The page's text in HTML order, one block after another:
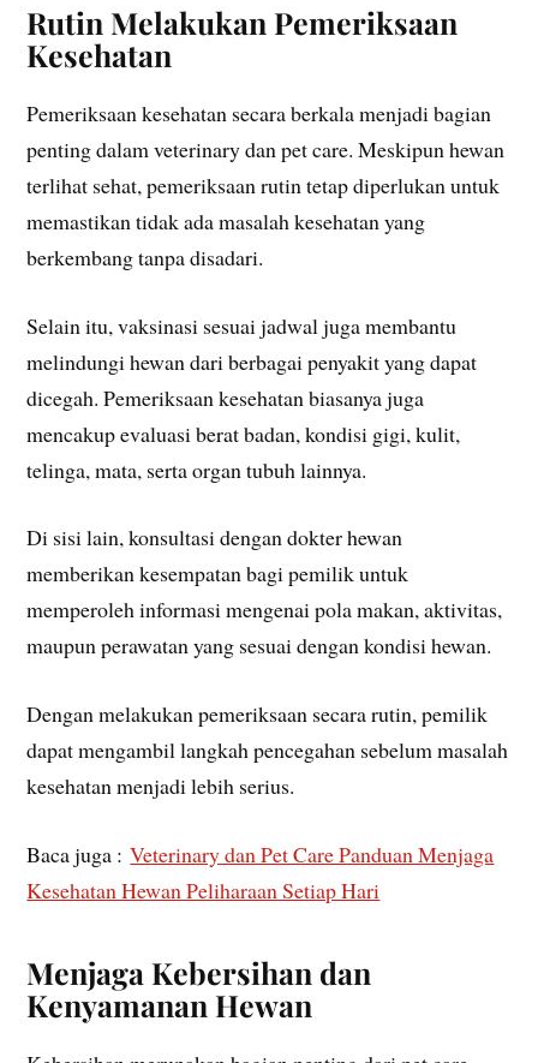
Rutin Melakukan Pemeriksaan
Kesehatan
Pemeriksaan kesehatan secara berkala menjadi bagian
penting dalam veterinary dan pet care. Meskipun hewan
terlihat sehat, pemeriksaan rutin tetap diperlukan untuk
memastikan tidak ada masalah kesehatan yang
berkembang tanpa disadari.
Selain itu, vaksinasi sesuai jadwal juga membantu
melindungi hewan dari berbagai penyakit yang dapat
dicegah. Pemeriksaan kesehatan biasanya juga
mencakup evaluasi berat badan, kondisi gigi, kulit,
telinga, mata, serta organ tubuh lainnya.
Di sisi lain, konsultasi dengan dokter hewan
memberikan kesempatan bagi pemilik untuk
memperoleh informasi mengenai pola makan, aktivitas,
maupun perawatan yang sesuai dengan kondisi hewan.
Dengan melakukan pemeriksaan secara rutin, pemilik
dapat mengambil langkah pencegahan sebelum masalah
kesehatan menjadi lebih serius.
Baca juga :Veterinary dan Pet Care Panduan Menjaga
Kesehatan Hewan Peliharaan Setiap Hari
Menjaga Kebersihan dan
Kenyamanan Hewan